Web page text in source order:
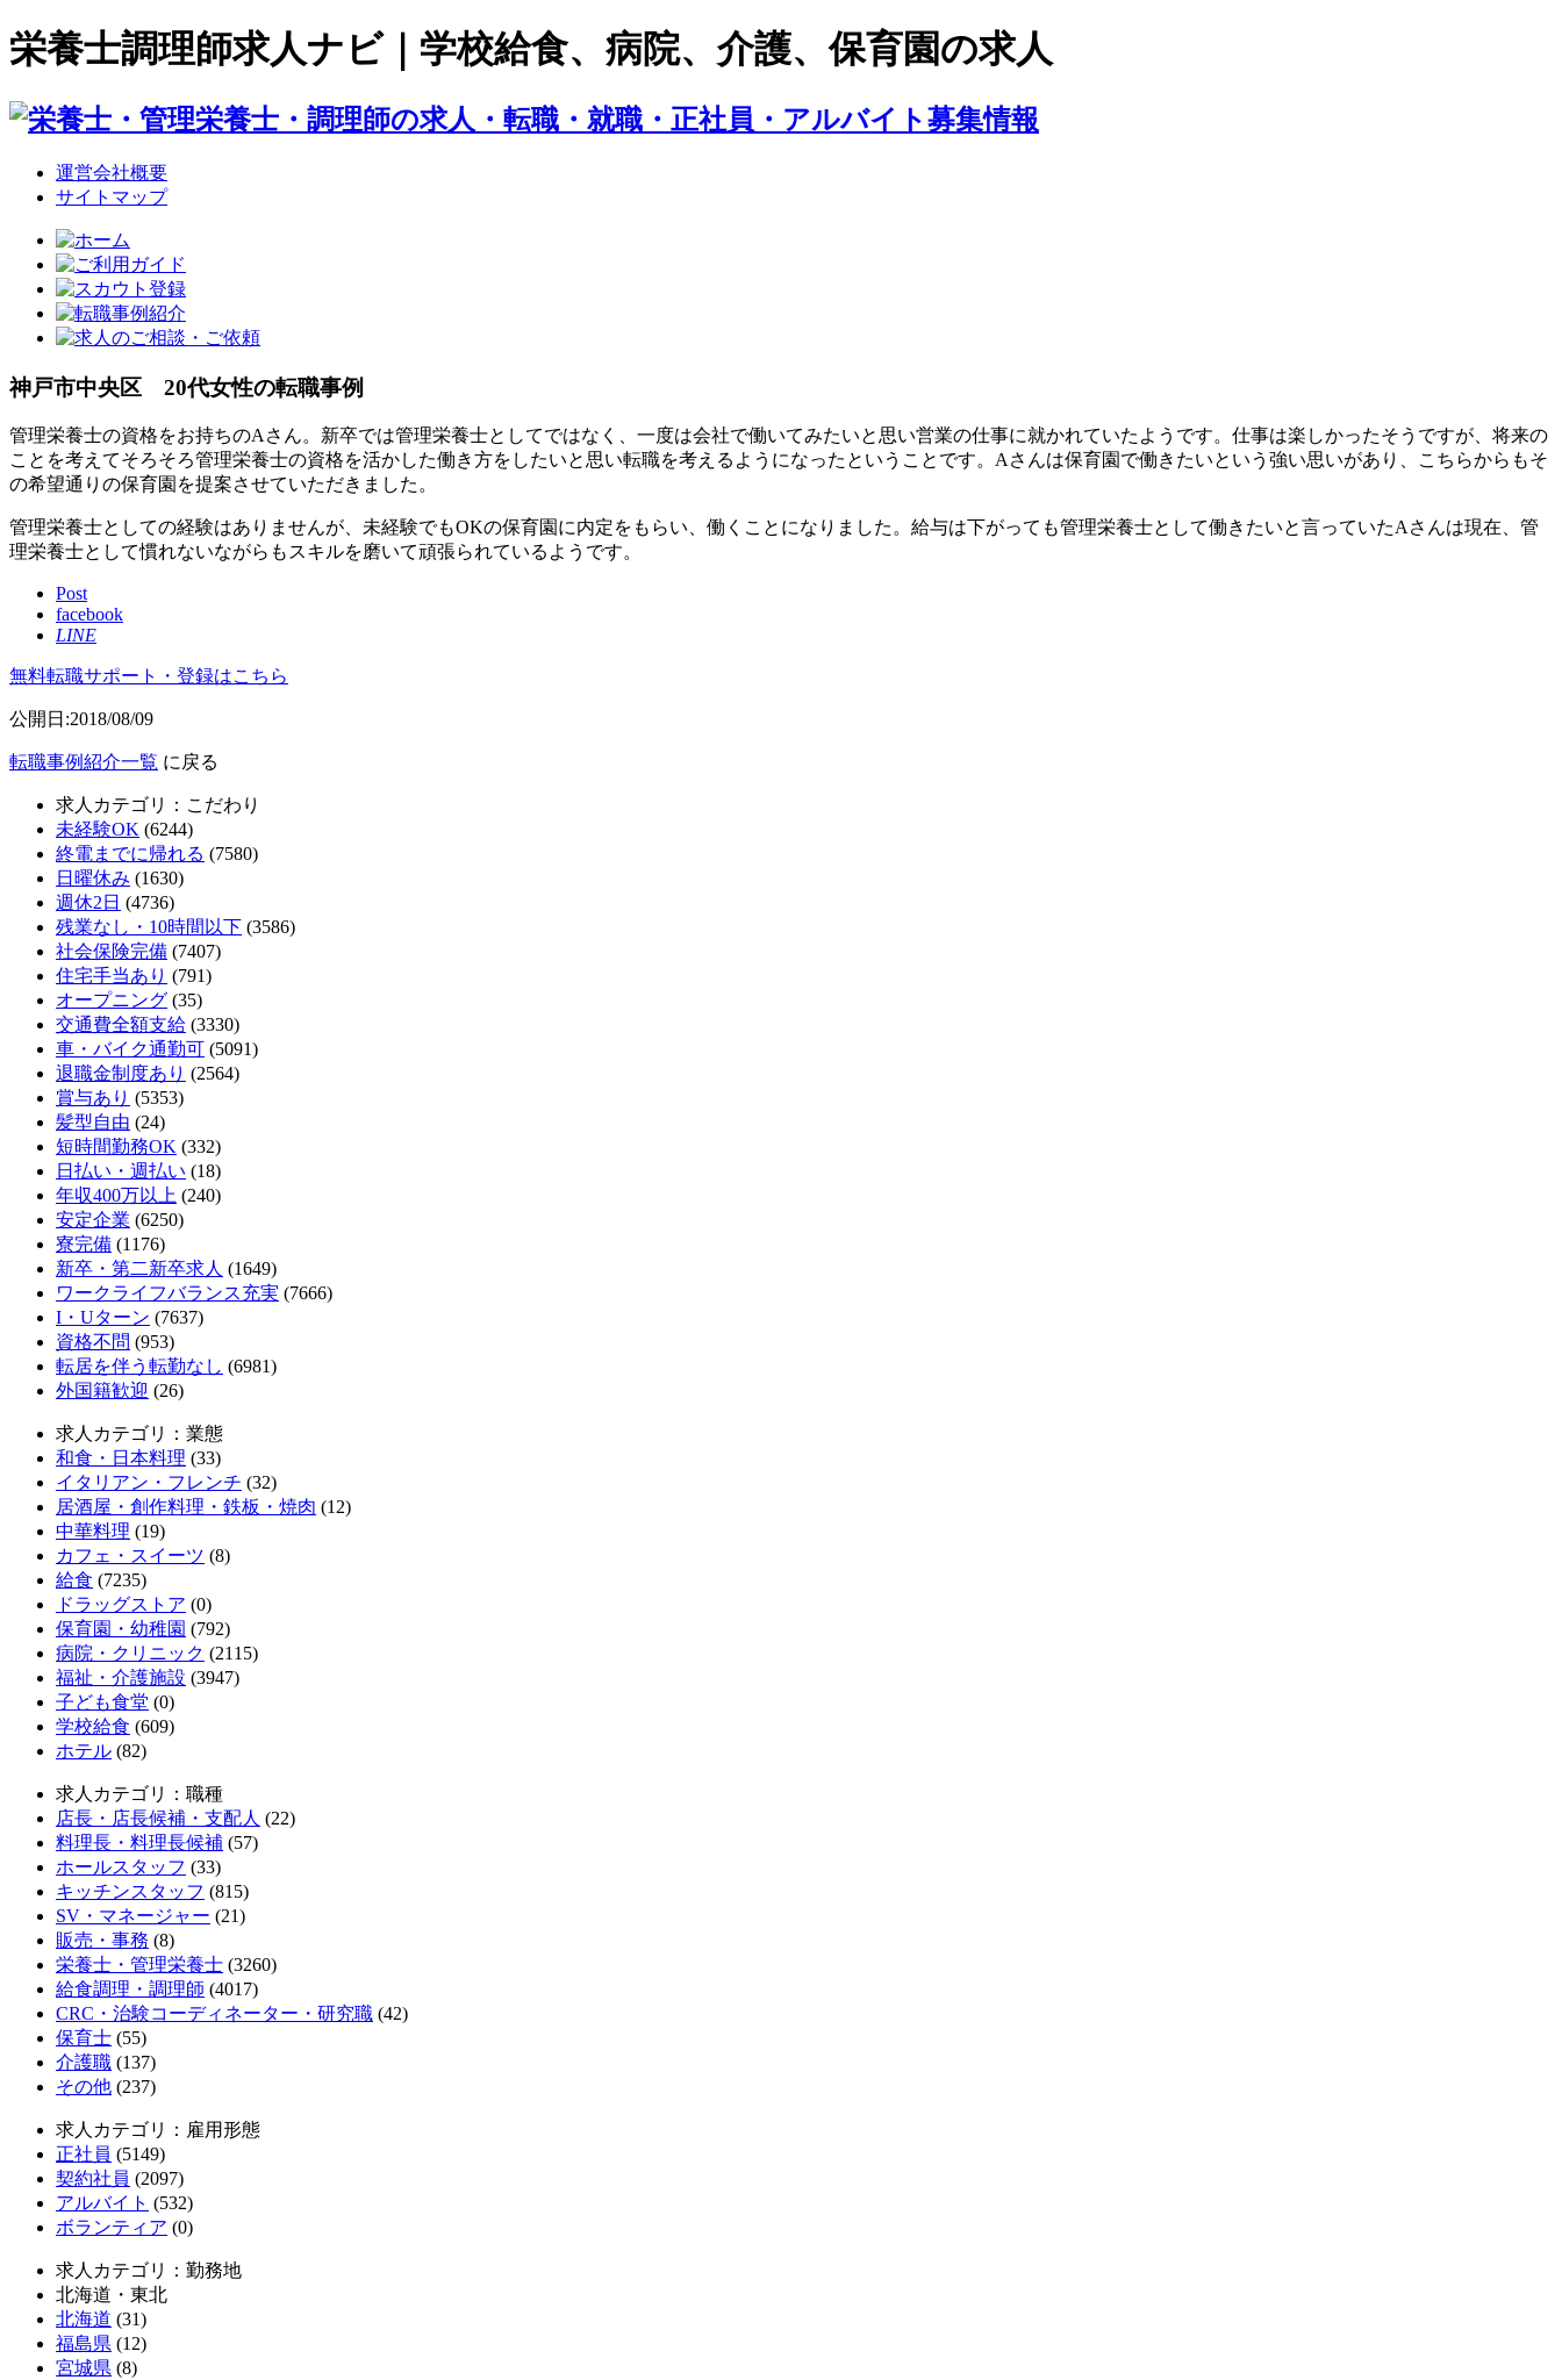
栄養士調理師求人ナビ｜学校給食、病院、介護、保育園の求人
運営会社概要
サイトマップ
神戸市中央区 20代女性の転職事例
管理栄養士の資格をお持ちのAさん。新卒では管理栄養士としてではなく、一度は会社で働いてみたいと思い営業の仕事に就かれていたようです。仕事は楽しかったそうですが、将来の
ことを考えてそろそろ管理栄養士の資格を活かした働き方をしたいと思い転職を考えるようになったということです。Aさんは保育園で働きたいという強い思いがあり、こちらからもそ
の希望通りの保育園を提案させていただきました。
管理栄養士としての経験はありませんが、未経験でもOKの保育園に内定をもらい、働くことになりました。給与は下がっても管理栄養士として働きたいと言っていたAさんは現在、管
理栄養士として慣れないながらもスキルを磨いて頑張られているようです。
Post
facebook
LINE
無料転職サポート・登録はこちら
公開日:2018/08/09
転職事例紹介一覧 に戻る
求人カテゴリ：こだわり
未経験OK (6244)
終電までに帰れる (7580)
日曜休み (1630)
週休2日 (4736)
残業なし・10時間以下 (3586)
社会保険完備 (7407)
住宅手当あり (791)
オープニング (35)
交通費全額支給 (3330)
車・バイク通勤可 (5091)
退職金制度あり (2564)
賞与あり (5353)
髪型自由 (24)
短時間勤務OK (332)
日払い・週払い (18)
年収400万以上 (240)
安定企業 (6250)
寮完備 (1176)
新卒・第二新卒求人 (1649)
ワークライフバランス充実 (7666)
I・Uターン (7637)
資格不問 (953)
転居を伴う転勤なし (6981)
外国籍歓迎 (26)
求人カテゴリ：業態
和食・日本料理 (33)
イタリアン・フレンチ (32)
居酒屋・創作料理・鉄板・焼肉 (12)
中華料理 (19)
カフェ・スイーツ (8)
給食 (7235)
ドラッグストア (0)
保育園・幼稚園 (792)
病院・クリニック (2115)
福祉・介護施設 (3947)
子ども食堂 (0)
学校給食 (609)
ホテル (82)
求人カテゴリ：職種
店長・店長候補・支配人 (22)
料理長・料理長候補 (57)
ホールスタッフ (33)
キッチンスタッフ (815)
SV・マネージャー (21)
販売・事務 (8)
栄養士・管理栄養士 (3260)
給食調理・調理師 (4017)
CRC・治験コーディネーター・研究職 (42)
保育士 (55)
介護職 (137)
その他 (237)
求人カテゴリ：雇用形態
正社員 (5149)
契約社員 (2097)
アルバイト (532)
ボランティア (0)
求人カテゴリ：勤務地
北海道・東北
北海道 (31)
福島県 (12)
宮城県 (8)